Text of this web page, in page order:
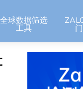
全球数据筛选
工具 门